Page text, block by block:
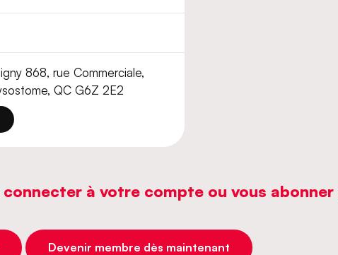
868, rue Commerciale,
QC G6Z 2E2
connecter à votre compte ou vous
Devenir membre dès maintenant